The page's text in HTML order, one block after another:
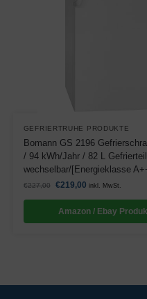
GEFRIERTRUHE PRODUKTE
Bomann GS 2196
/ 94 kWh/Jahr / 82 L
wechselbar/[Energieklasse
€227,00 €219,00 inkl. MwSt.
Amazon / Ebay